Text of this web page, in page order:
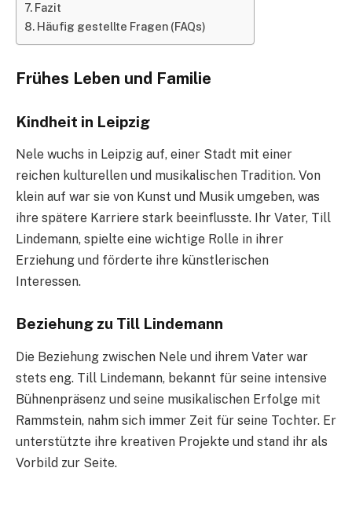
Fazit
Häufig gestellte Fragen (FAQs)
Frühes Leben und Familie
Kindheit in Leipzig
Nele wuchs in Leipzig auf, einer Stadt mit einer
reichen kulturellen und musikalischen Tradition. Von
klein auf war sie von Kunst und Musik umgeben, was
ihre spätere Karriere stark beeinflusste. Ihr Vater, Till
Lindemann, spielte eine wichtige Rolle in ihrer
Erziehung und förderte ihre künstlerischen
Interessen.
Beziehung zu Till Lindemann
Die Beziehung zwischen Nele und ihrem Vater war
stets eng. Till Lindemann, bekannt für seine intensive
Bühnenpräsenz und seine musikalischen Erfolge mit
Rammstein, nahm sich immer Zeit für seine Tochter. Er
unterstützte ihre kreativen Projekte und stand ihr als
Vorbild zur Seite.